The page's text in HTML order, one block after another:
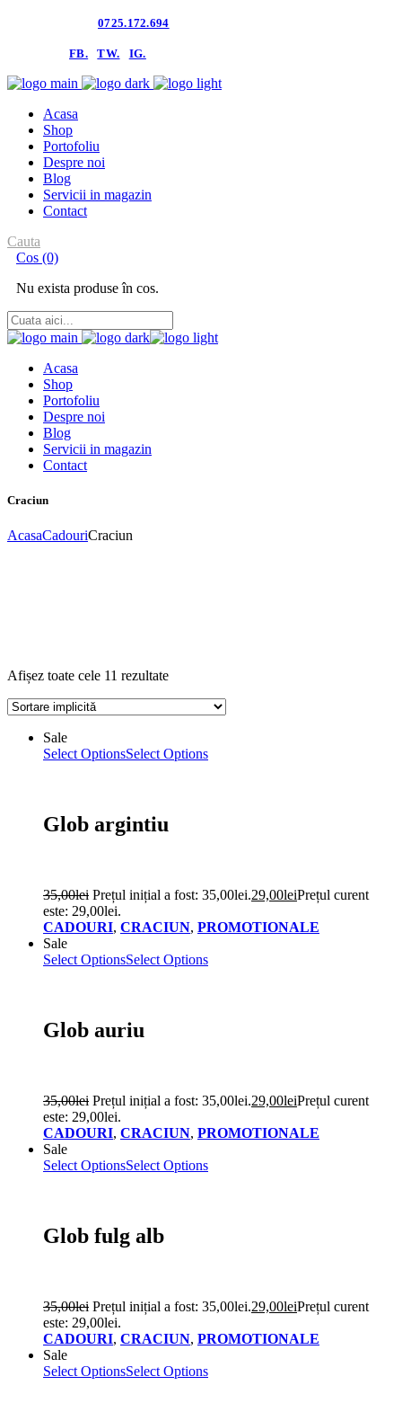
0725.172.694
FB. TW. IG.
Acasa
Shop
Portofoliu
Despre noi
Blog
Servicii in magazin
Contact
Cauta
Cos (0)
Nu exista produse în cos.
Acasa
Shop
Portofoliu
Despre noi
Blog
Servicii in magazin
Contact
Craciun
AcasaCadouriCraciun
Afișez toate cele 11 rezultate
Sale
Select OptionsSelect Options
Glob argintiu
35,00lei Prețul inițial a fost: 35,00lei.29,00leiPrețul curent
este: 29,00lei.
CADOURI, CRACIUN, PROMOTIONALE
Sale
Select OptionsSelect Options
Glob auriu
35,00lei Prețul inițial a fost: 35,00lei.29,00leiPrețul curent
este: 29,00lei.
CADOURI, CRACIUN, PROMOTIONALE
Sale
Select OptionsSelect Options
Glob fulg alb
35,00lei Prețul inițial a fost: 35,00lei.29,00leiPrețul curent
este: 29,00lei.
CADOURI, CRACIUN, PROMOTIONALE
Sale
Select OptionsSelect Options